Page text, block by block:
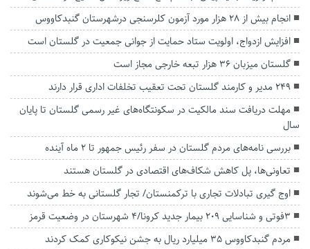
انجام بیش از ۲۸ هزار مورد آزمون کلرسنجی درشهرستان گنبدکاووس
افزایش ازدواج، اولویت ستاد حمایت از جوانی جمعیت در گلستان است
گلستان میزبان ۳۶ هزار تبعه خارجی مجاز است
۲۴۹ مدیر و کارمند گلستان تحت تعقیب تخلفات اداری قرار دارند
مهلت دریافت سند مالکیت در سکونتگاه‌های غیر رسمی گلستان تا پایان
سال
بررسی نامه‌های مردم گلستان در سفر رئیس جمهور تا ۲ ماه آینده
تعاونی‌ها، پل کاهش شکاف‌های اقتصادی در گلستان هستند
اوج گیری تبادلات تجاری با ترکمنستان/ تجار گلستانی به خط می‌شوند
۳فوتی و شناسایی ۲۰۹ بیمار جدید کرونا/۴ شهرستان در وضعیت قرمز
مردم گنبدکاووس ۳۵ میلیارد ریال به جشن نیکوکاری کمک کردند